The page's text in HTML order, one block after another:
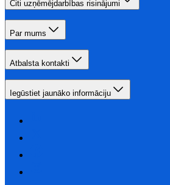
Citi uzņēmējdarbības risinājumi
Par mums
Atbalsta kontakti
Iegūstiet jaunāko informāciju